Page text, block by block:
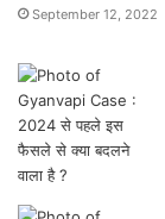
September 12, 2022